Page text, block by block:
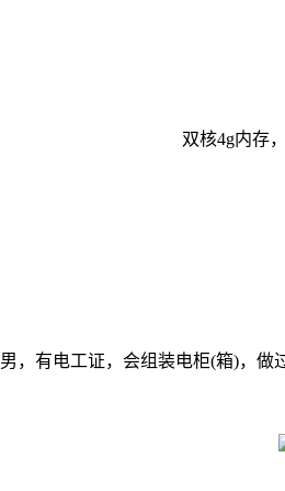
双核4g内存
男，有电工证，会组装电柜(箱)，做